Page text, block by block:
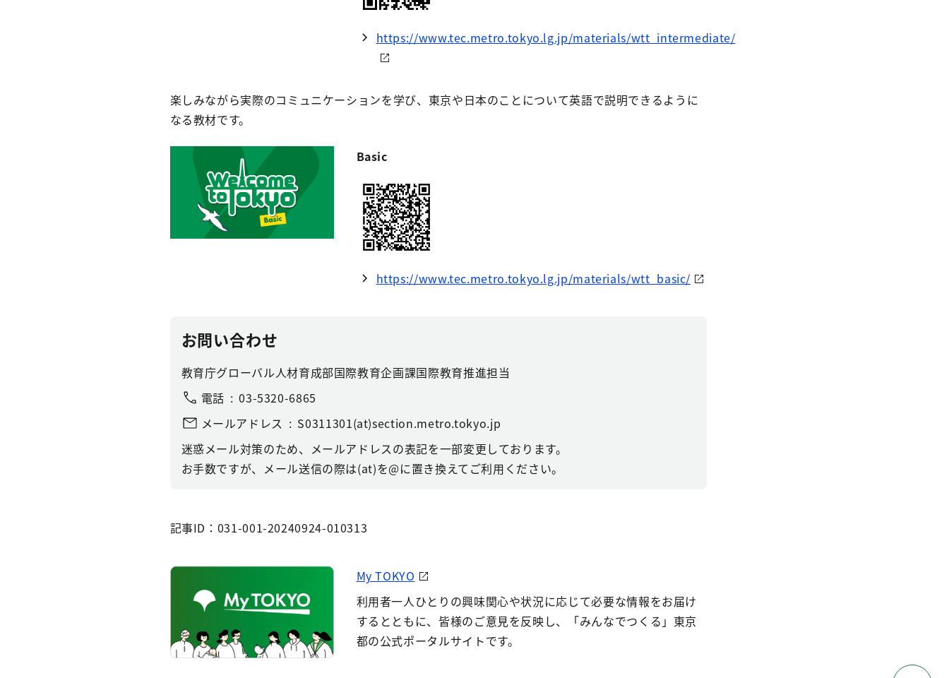
https://www.tec.metro.tokyo.lg.jp/materials/wtt_intermediate/
楽しみながら実際のコミュニケーションを学び、東京や日本のことについて英語で説明できるように
なる教材です。
Basic
https://www.tec.metro.tokyo.lg.jp/materials/wtt_basic/
お問い合わせ
教育庁グローバル人材育成部国際教育企画課国際教育推進担当
電話
03-5320-6865
メールアドレス
S0311301(at)section.metro.tokyo.jp
迷惑メール対策のため、メールアドレスの表記を一部変更しております。
お手数ですが、メール送信の際は(at)を@に置き換えてご利用ください。
記事ID：031-001-20240924-010313
My TOKYO
利用者一人ひとりの興味関心や状況に応じて必要な情報をお届け
するとともに、皆様のご意見を反映し、「みんなでつくる」東京
都の公式ポータルサイトです。